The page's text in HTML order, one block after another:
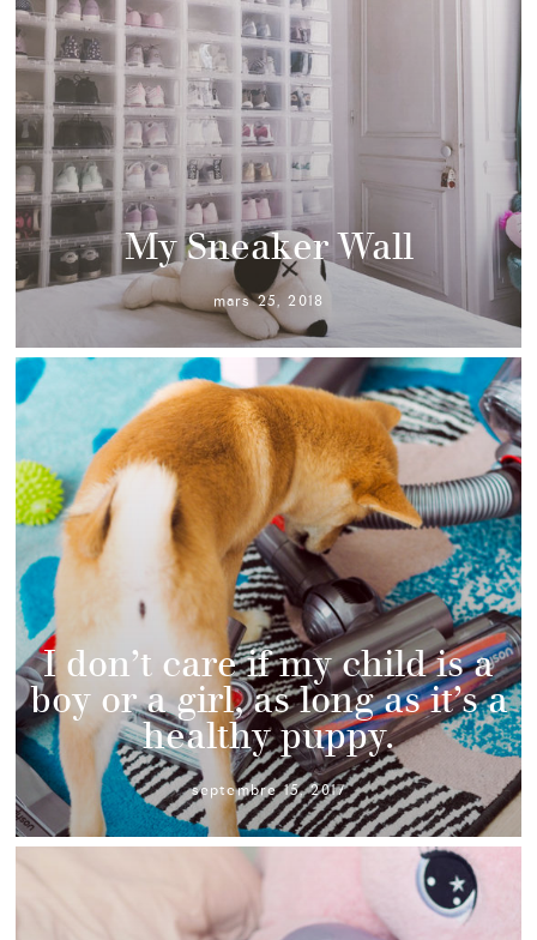
My Sneaker Wall
mars 25, 2018
I don’t care if my child is a
boy or a girl, as long as it’s a
healthy puppy.
septembre 15, 2017